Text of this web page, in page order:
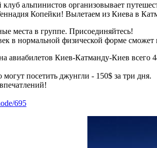
клуб альпинистов организовывает
Копейки! Вылетаем из Киева в
места в группе. Присоединяйтесь!
в нормальной физической форме сможет
авиабилетов Киев-Катманду-Киев всего
посетить джунгли - 150$ за три дня.
695